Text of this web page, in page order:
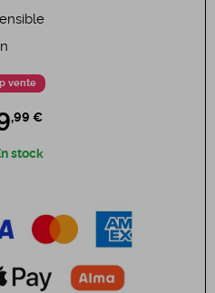
vente
,99 €
stock